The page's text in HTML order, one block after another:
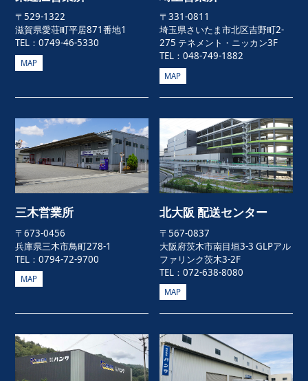
〒529-1322
滋賀県愛荘町平居871番地1
TEL：0749-46-5330
MAP
〒331-0811
埼玉県さいたま市北区吉野町2-
275 テネメント・ニッカン3F
TEL：048-749-1882
MAP
三木営業所
〒673-0456
兵庫県三木市鳥町278-1
TEL：0794-72-9700
MAP
北大阪 配送センター
〒567-0837
大阪府茨木市南目垣3-3 GLPアル
ファリンク茨木3-2F
TEL：072-638-8080
MAP